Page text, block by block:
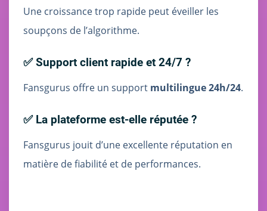
Une croissance trop rapide peut éveiller les
soupçons de l’algorithme.
✅ Support client rapide et 24/7 ?
Fansgurus offre un support multilingue 24h/24.
✅ La plateforme est-elle réputée ?
Fansgurus jouit d’une excellente réputation en
matière de fiabilité et de performances.